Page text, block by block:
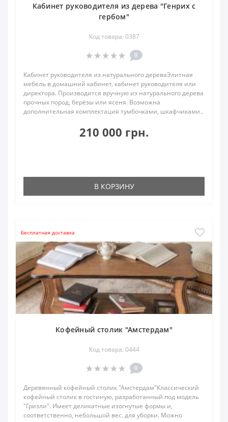
Кабинет руководителя из дерева "Генрих с
гербом"
Код товара: 0387
0
Кабинет руководителя из натурального дереваЭлитная
мебель в домашний кабинет, кабинет руководителя или
директора. Производится вручную из натурального дерева
прочных пород, берёзы или ясеня. Возможна
дополнительная комплектация тумбочками, шкафчиками..
210 000 грн.
В КОРЗИНУ
Бесплатная доставка
Кофейный столик "Амстердам"
Код товара: 0444
0
Деревянный кофейный столик "Амстердам"Классический
кофейный столик в гостиную, разработанный под модель
"Гризли". Имеет деликатные изогнутые формы и,
соответственно, небольшой вес. для уборки. Можно